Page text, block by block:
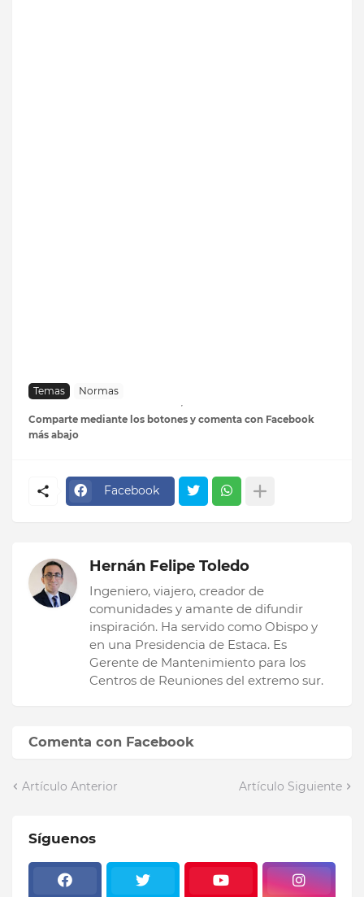
Temas Normas
Comparte mediante los botones y comenta con Facebook
más abajo
Facebook
Hernán Felipe Toledo
Ingeniero, viajero, creador de
comunidades y amante de difundir
inspiración. Ha servido como Obispo y
en una Presidencia de Estaca. Es
Gerente de Mantenimiento para los
Centros de Reuniones del extremo sur.
Comenta con Facebook
Artículo Anterior Artículo Siguiente
Síguenos